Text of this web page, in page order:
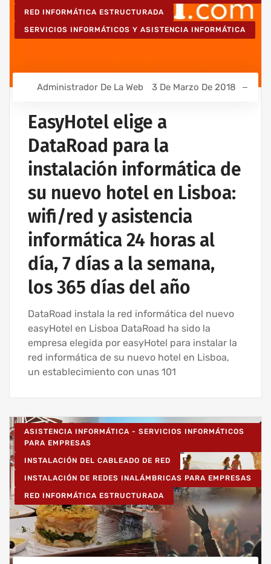
RED INFORMÁTICA ESTRUCTURADA
SERVICIOS INFORMÁTICOS Y ASISTENCIA INFORMÁTICA
Administrador De La Web 3 De Marzo De 2018
EasyHotel elige a
DataRoad para la
instalación informática de
su nuevo hotel en Lisboa:
wifi/red y asistencia
informática 24 horas al
día, 7 días a la semana,
los 365 días del año
DataRoad instala la red informática del nuevo
easyHotel en Lisboa DataRoad ha sido la
empresa elegida por easyHotel para instalar la
red informática de su nuevo hotel en Lisboa,
un establecimiento con unas 101
ASISTENCIA INFORMÁTICA - SERVICIOS INFORMÁTICOS
PARA EMPRESAS
INSTALACIÓN DEL CABLEADO DE RED
INSTALACIÓN DE REDES INALÁMBRICAS PARA EMPRESAS
RED INFORMÁTICA ESTRUCTURADA